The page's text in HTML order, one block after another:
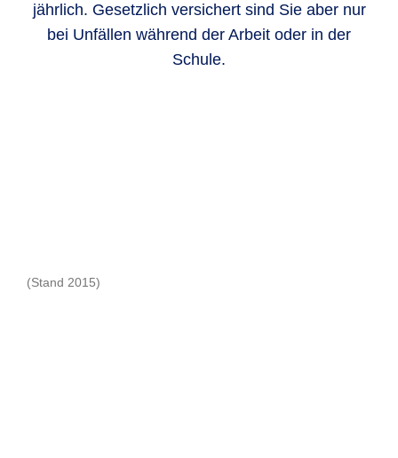
jährlich. Gesetzlich versichert sind Sie aber nur
bei Unfällen während der Arbeit oder in der
Schule.
(Stand 2015)